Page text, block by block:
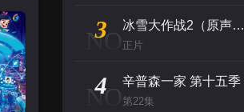
NO
3 冰雪大作战2（原声版）
正片
NO
4 辛普森一家 第十五季
第22集